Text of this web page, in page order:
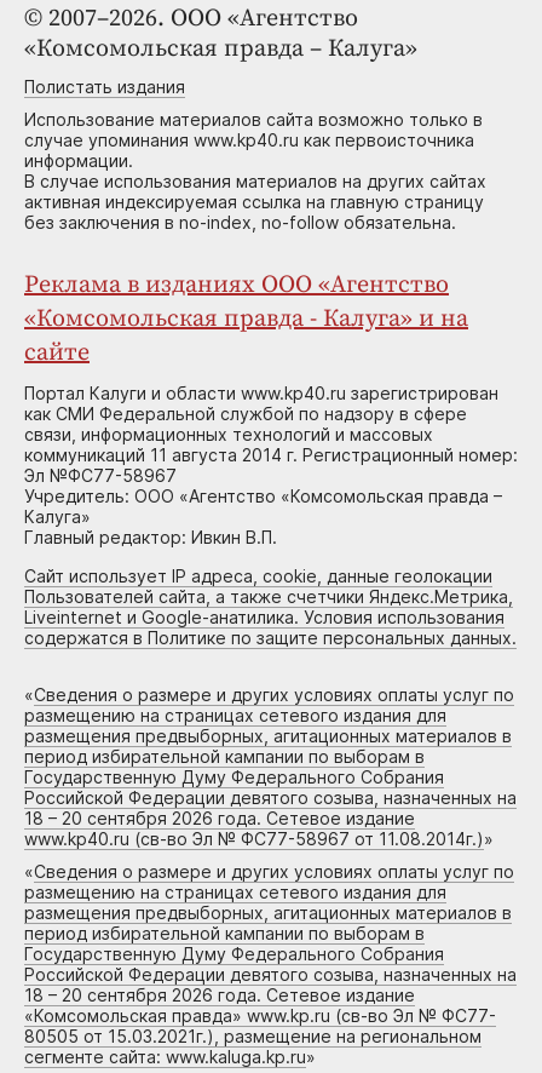
© 2007–2026. ООО «Агентство
«Комсомольская правда – Калуга»
Полистать издания
Использование материалов сайта возможно только в
случае упоминания www.kp40.ru как первоисточника
информации.
В случае использования материалов на других сайтах
активная индексируемая ссылка на главную страницу
без заключения в no-index, no-follow обязательна.
Реклама в изданиях ООО «Агентство
«Комсомольская правда - Калуга» и на
сайте
Портал Калуги и области www.kp40.ru зарегистрирован
как СМИ Федеральной службой по надзору в сфере
связи, информационных технологий и массовых
коммуникаций 11 августа 2014 г. Регистрационный номер:
Эл №ФС77-58967
Учредитель: ООО «Агентство «Комсомольская правда –
Калуга»
Главный редактор: Ивкин В.П.
Сайт использует IP адреса, cookie, данные геолокации
Пользователей сайта, а также счетчики Яндекс.Метрика,
Liveinternet и Google-анатилика. Условия использования
содержатся в Политике по защите персональных данных.
«Сведения о размере и других условиях оплаты услуг по
размещению на страницах сетевого издания для
размещения предвыборных, агитационных материалов в
период избирательной кампании по выборам в
Государственную Думу Федерального Собрания
Российской Федерации девятого созыва, назначенных на
18 – 20 сентября 2026 года. Сетевое издание
www.kp40.ru (св-во Эл № ФС77-58967 от 11.08.2014г.)»
«Сведения о размере и других условиях оплаты услуг по
размещению на страницах сетевого издания для
размещения предвыборных, агитационных материалов в
период избирательной кампании по выборам в
Государственную Думу Федерального Собрания
Российской Федерации девятого созыва, назначенных на
18 – 20 сентября 2026 года. Сетевое издание
«Комсомольская правда» www.kp.ru (св-во Эл № ФС77-
80505 от 15.03.2021г.), размещение на региональном
сегменте сайта: www.kaluga.kp.ru»